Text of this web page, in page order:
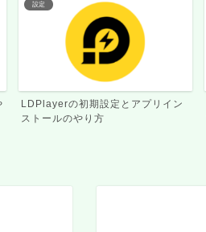
設定
LDPlayerのキーマッピングのやり
方(キーボード・ゲ...